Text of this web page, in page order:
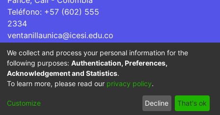
Teléfono: +57 (602) 555
2334
ventanillaunica@icesi.edu.co
La Universidad Icesi es una Institución de Educación
Superior que se encuentra sujeta a inspección y vigilancia
por parte del Ministerio de Educación Nacional.
Cookie
End User
Agreement
Send
Feedback
We collect and process your personal information for the
following purposes: Authentication, Preferences,
Acknowledgement and Statistics.
To learn more, please read our privacy policy.
Customize Decline That's ok